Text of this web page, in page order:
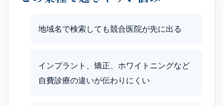
地域名で検索しても競合医院が先に出る
インプラント、矯正、ホワイトニングなど
自費診療の違いが伝わりにくい